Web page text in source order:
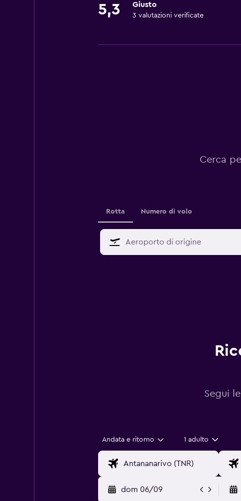
5,3 Giusto
3 valutazioni verificate
Cerca
Rotta Numero di volo
Segui
Andata e ritorno 1 adulto
dom 06/09